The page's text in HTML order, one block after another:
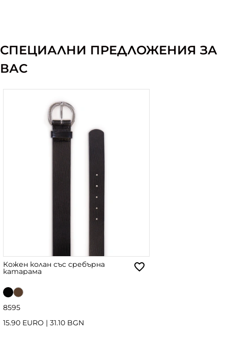
СПЕЦИАЛНИ ПРЕДЛОЖЕНИЯ ЗА
ВАС
Кожен колан със сребърна
катарама
8595
15.90 EURO | 31.10 BGN